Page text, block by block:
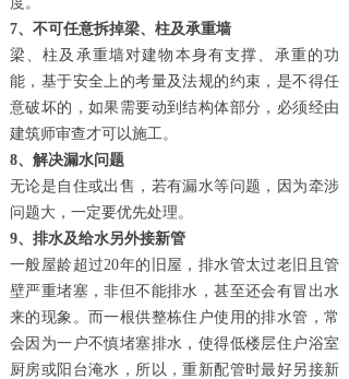
7、不可任意拆掉梁、柱及承重墙
梁、柱及承重墙对建物本身有支撑、承重的功
能，基于安全上的考量及法规的约束，是不得任
意破坏的，如果需要动到结构体部分，必须经由
建筑师审查才可以施工。
8、解决漏水问题
无论是自住或出售，若有漏水等问题，因为牵涉
问题大，一定要优先处理。
9、排水及给水另外接新管
一般屋龄超过20年的旧屋，排水管太过老旧且管
壁严重堵塞，非但不能排水，甚至还会有冒出水
来的现象。而一根供整栋住户使用的排水管，常
会因为一户不慎堵塞排水，使得低楼层住户浴室
厨房或阳台淹水，所以，重新配管时最好另接新